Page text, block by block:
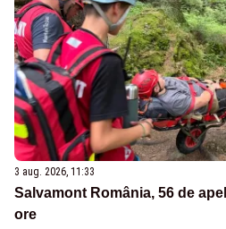
3 aug. 2026, 11:33
Salvamont România, 56 de
ore